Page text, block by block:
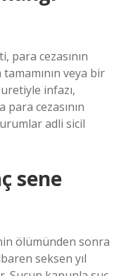
para cezasının
veya bir
infazı,
cezasının
adli sicil
sene
ölümünden sonra
seksen yıl